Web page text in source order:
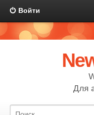
Войти
Для